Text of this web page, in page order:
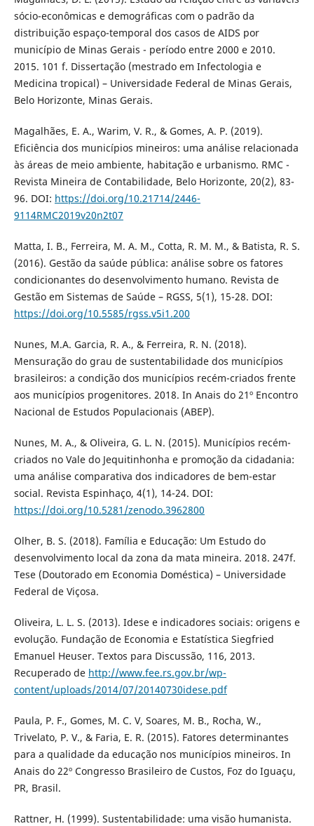
sócio-econômicas e demográficas com o padrão da
distribuição espaço-temporal dos casos de AIDS por
município de Minas Gerais - período entre 2000 e 2010.
2015. 101 f. Dissertação (mestrado em Infectologia e
Medicina tropical) – Universidade Federal de Minas Gerais,
Belo Horizonte, Minas Gerais.
Magalhães, E. A., Warim, V. R., & Gomes, A. P. (2019).
Eficiência dos municípios mineiros: uma análise relacionada
às áreas de meio ambiente, habitação e urbanismo. RMC -
Revista Mineira de Contabilidade, Belo Horizonte, 20(2), 83-
96. DOI: https://doi.org/10.21714/2446-
9114RMC2019v20n2t07
Matta, I. B., Ferreira, M. A. M., Cotta, R. M. M., & Batista, R. S.
(2016). Gestão da saúde pública: análise sobre os fatores
condicionantes do desenvolvimento humano. Revista de
Gestão em Sistemas de Saúde – RGSS, 5(1), 15-28. DOI:
https://doi.org/10.5585/rgss.v5i1.200
Nunes, M.A. Garcia, R. A., & Ferreira, R. N. (2018).
Mensuração do grau de sustentabilidade dos municípios
brasileiros: a condição dos municípios recém-criados frente
aos municípios progenitores. 2018. In Anais do 21º Encontro
Nacional de Estudos Populacionais (ABEP).
Nunes, M. A., & Oliveira, G. L. N. (2015). Municípios recém-
criados no Vale do Jequitinhonha e promoção da cidadania:
uma análise comparativa dos indicadores de bem-estar
social. Revista Espinhaço, 4(1), 14-24. DOI:
https://doi.org/10.5281/zenodo.3962800
Olher, B. S. (2018). Família e Educação: Um Estudo do
desenvolvimento local da zona da mata mineira. 2018. 247f.
Tese (Doutorado em Economia Doméstica) – Universidade
Federal de Viçosa.
Oliveira, L. L. S. (2013). Idese e indicadores sociais: origens e
evolução. Fundação de Economia e Estatística Siegfried
Emanuel Heuser. Textos para Discussão, 116, 2013.
Recuperado de http://www.fee.rs.gov.br/wp-
content/uploads/2014/07/20140730idese.pdf
Paula, P. F., Gomes, M. C. V, Soares, M. B., Rocha, W.,
Trivelato, P. V., & Faria, E. R. (2015). Fatores determinantes
para a qualidade da educação nos municípios mineiros. In
Anais do 22º Congresso Brasileiro de Custos, Foz do Iguaçu,
PR, Brasil.
Rattner, H. (1999). Sustentabilidade: uma visão humanista.